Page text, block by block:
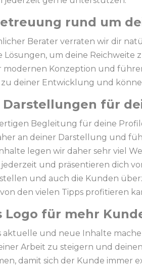
rund um
Berater verraten wir dir
Lösungen, um deine
modernen Konzeption und
deiner Entwicklung und
Darstellungen für
Begleitung für deine
an deiner Darstellung und
legen wir daher sehr viel
und präsentieren dich
und auch die Kunden
den vielen Tipps profitieren
Logo für mehr
aktuelle und neue Inhalte
Arbeit zu steigern und
damit sich der Kunde immer